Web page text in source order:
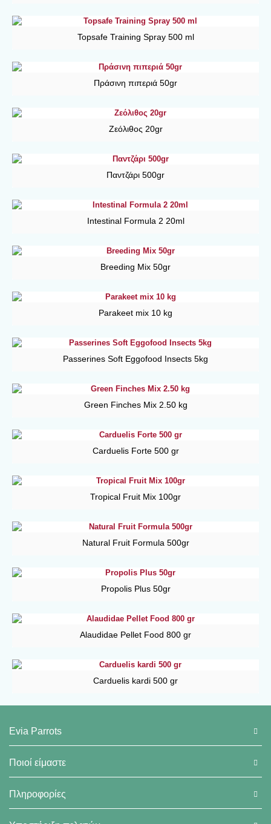
Topsafe Training Spray 500 ml
Πράσινη πιπεριά 50gr
Ζεόλιθος 20gr
Παντζάρι 500gr
Intestinal Formula 2 20ml
Breeding Mix 50gr
Parakeet mix 10 kg
Passerines Soft Eggofood Insects 5kg
Green Finches Mix 2.50 kg
Carduelis Forte 500 gr
Tropical Fruit Mix 100gr
Natural Fruit Formula 500gr
Propolis Plus 50gr
Alaudidae Pellet Food 800 gr
Carduelis kardi 500 gr
Evia Parrots
Ποιοί είμαστε
Πληροφορίες